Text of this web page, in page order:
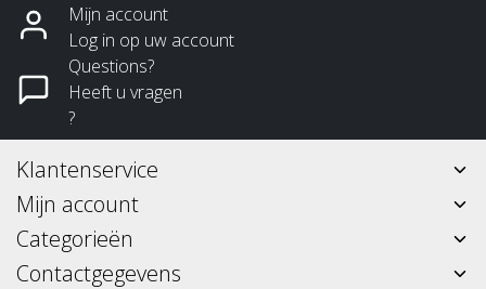
Mijn account
Log in op uw account
Questions?
Heeft u vragen
?
Klantenservice
Mijn account
Categorieën
Contactgegevens